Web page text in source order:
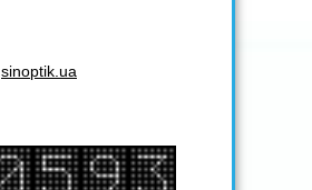
sinoptik.ua